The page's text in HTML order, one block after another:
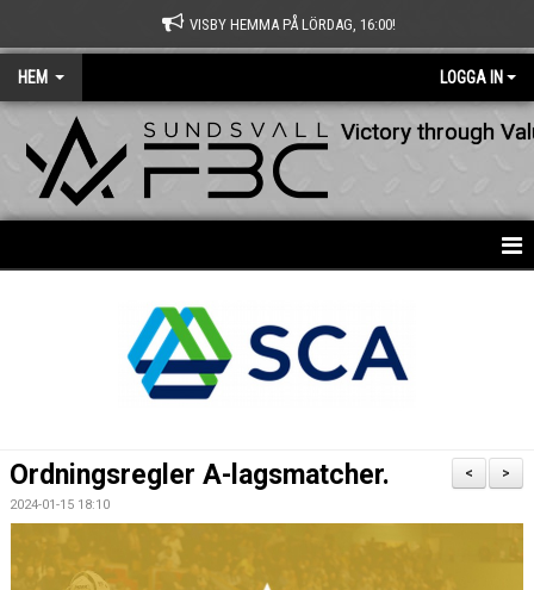
VISBY HEMMA PÅ LÖRDAG, 16:00!
HEM LOGGA IN
Victory through
KALENDER
>
<
Ordningsregler A-lagsmatcher.
2024-01-15 18:10